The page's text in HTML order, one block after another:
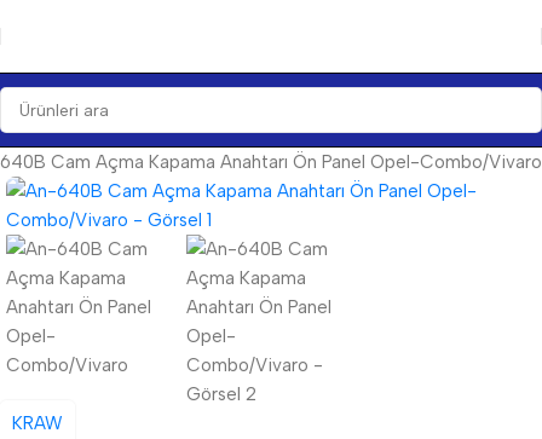
Cam Açma Kapama Anahtarı Ön Panel Opel-Combo/Vivaro
KRAW